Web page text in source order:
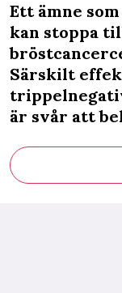
Ett ämne
kan stoppa
Särskilt
är svår att